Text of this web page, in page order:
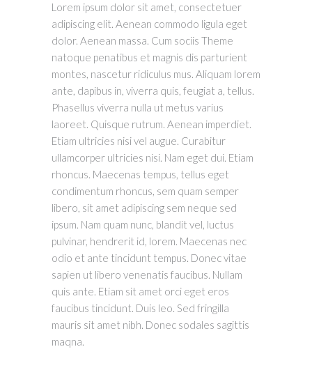
Lorem ipsum dolor sit amet, consectetuer
adipiscing elit. Aenean commodo ligula eget
dolor. Aenean massa. Cum sociis Theme
natoque penatibus et magnis dis parturient
montes, nascetur ridiculus mus. Aliquam lorem
ante, dapibus in, viverra quis, feugiat a, tellus.
Phasellus viverra nulla ut metus varius
laoreet. Quisque rutrum. Aenean imperdiet.
Etiam ultricies nisi vel augue. Curabitur
ullamcorper ultricies nisi. Nam eget dui. Etiam
rhoncus. Maecenas tempus, tellus eget
condimentum rhoncus, sem quam semper
libero, sit amet adipiscing sem neque sed
ipsum. Nam quam nunc, blandit vel, luctus
pulvinar, hendrerit id, lorem. Maecenas nec
odio et ante tincidunt tempus. Donec vitae
sapien ut libero venenatis faucibus. Nullam
quis ante. Etiam sit amet orci eget eros
faucibus tincidunt. Duis leo. Sed fringilla
mauris sit amet nibh. Donec sodales sagittis
maqna.